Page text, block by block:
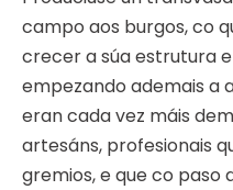
campo aos burgos, co
crecer a súa estrutura
empezando ademais a
eran cada vez máis
artesáns, profesionais
gremios, e que co